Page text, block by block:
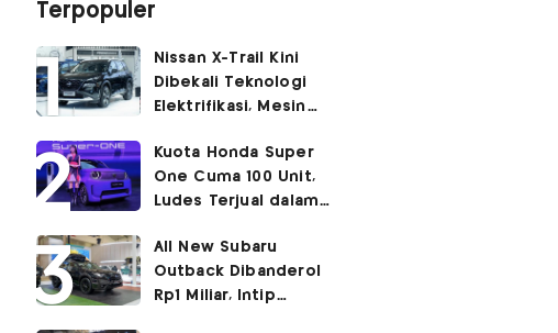
Terpopuler
Nissan X-Trail Kini
Dibekali Teknologi
Elektrifikasi, Mesin
Kuota Honda Super
One Cuma 100 Unit,
Ludes Terjual dalam
All New Subaru
Outback Dibanderol
Rp1 Miliar, Intip